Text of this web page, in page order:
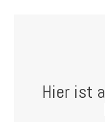
Hier ist